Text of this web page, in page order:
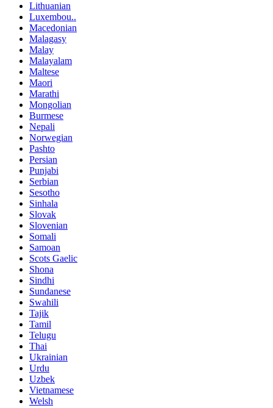
Lithuanian
Luxembou..
Macedonian
Malagasy
Malay
Malayalam
Maltese
Maori
Marathi
Mongolian
Burmese
Nepali
Norwegian
Pashto
Persian
Punjabi
Serbian
Sesotho
Sinhala
Slovak
Slovenian
Somali
Samoan
Scots Gaelic
Shona
Sindhi
Sundanese
Swahili
Tajik
Tamil
Telugu
Thai
Ukrainian
Urdu
Uzbek
Vietnamese
Welsh